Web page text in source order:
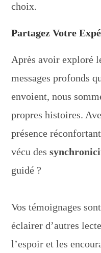
choix.
Partagez Votre
Après avoir exploré
messages profonds
envoient, nous
propres histoires.
présence
vécu des
guidé ?
Vos témoignages
éclairer d’autres
l’espoir et les